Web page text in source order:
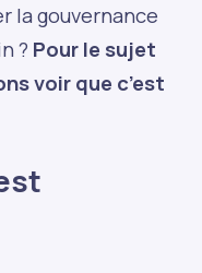
la gouvernance
? Pour le sujet
voir que c’est